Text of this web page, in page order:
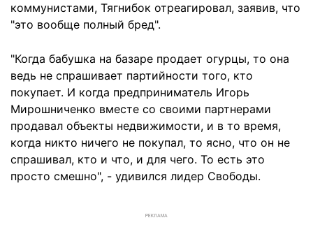
коммунистами, Тягнибок отреагировал, заявив, что
"это вообще полный бред".
"Когда бабушка на базаре продает огурцы, то она
ведь не спрашивает партийности того, кто
покупает. И когда предприниматель Игорь
Мирошниченко вместе со своими партнерами
продавал объекты недвижимости, и в то время,
когда никто ничего не покупал, то ясно, что он не
спрашивал, кто и что, и для чего. То есть это
просто смешно", - удивился лидер Свободы.
РЕКЛАМА